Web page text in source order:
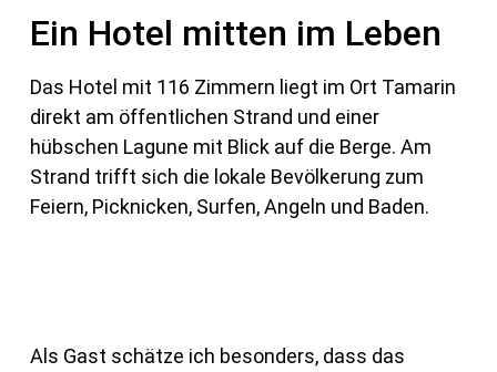
Ein Hotel mitten im Leben
Das Hotel mit 116 Zimmern liegt im Ort Tamarin
direkt am öffentlichen Strand und einer
hübschen Lagune mit Blick auf die Berge. Am
Strand trifft sich die lokale Bevölkerung zum
Feiern, Picknicken, Surfen, Angeln und Baden.
Als Gast schätze ich besonders, dass das